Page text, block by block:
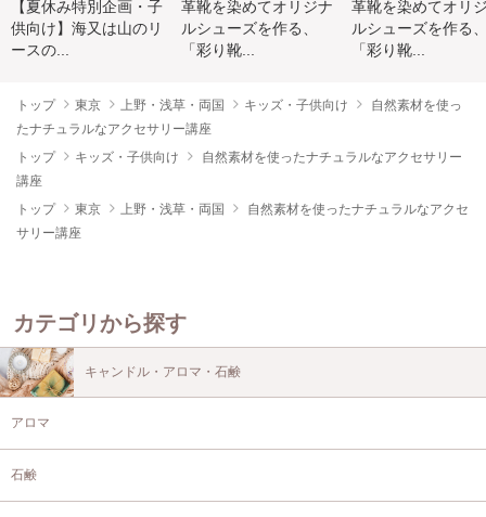
【夏休み特別企画・子
供向け】海又は山のリ
ースの...
革靴を染めてオリジナ
ルシューズを作る、
「彩り靴...
革靴を染めてオリ
ルシューズを作る
「彩り靴...
トップ 東京 上野・浅草・両国 キッズ・子供向け
自然素材を使っ
たナチュラルなアクセサリー講座
トップ
キッズ・子供向け
自然素材を使ったナチュラルなアクセサリー
講座
トップ
東京 上野・浅草・両国
自然素材を使ったナチュラルなアクセ
サリー講座
カテゴリから探す
キャンドル・アロマ・石鹸
アロマ
石鹸